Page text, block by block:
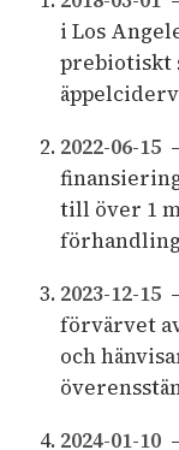
i Los
prebiotiskt
2022-06-15
till över 1
2023-12-15
förvärvet
och
2024-01-10